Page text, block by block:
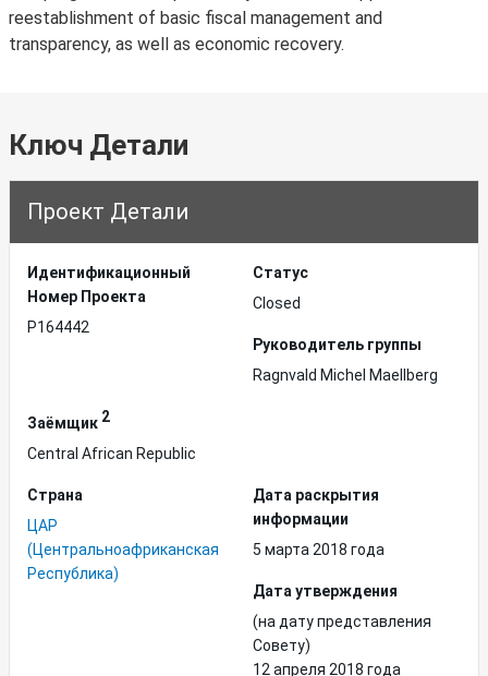
reestablishment of basic fiscal management and
transparency, as well as economic recovery.
Ключ Детали
Проект Детали
Идентификационный
Hомер Проекта
P164442
Статус
Closed
Руководитель группы
Ragnvald Michel Maellberg
Заёмщик 2
Central African Republic
Страна
ЦАР
(Центральноафриканская
Республика)
Дата раскрытия
информации
5 марта 2018 года
Дата утверждения
(на дату представления
Совету)
12 апреля 2018 года